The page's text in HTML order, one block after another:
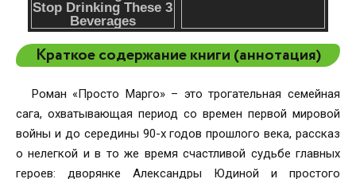
Краткое содержание книги (аннотация)
Роман «Просто Марго» – это трогательная семейная
сага, охватывающая период со времен первой мировой
войны и до середины 90-х годов прошлого века, рассказ
о нелегкой и в то же время счастливой судьбе главных
героев: дворянке Александры Юдиной и простого